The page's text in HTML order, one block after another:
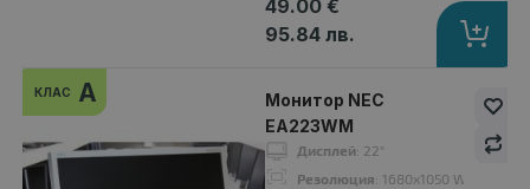
61.00 €
49.00 €
95.84 лв.
КЛАС A
Монитор NEC
EA223WM
Дисплей: 22"
Резолюция: 1680x1050